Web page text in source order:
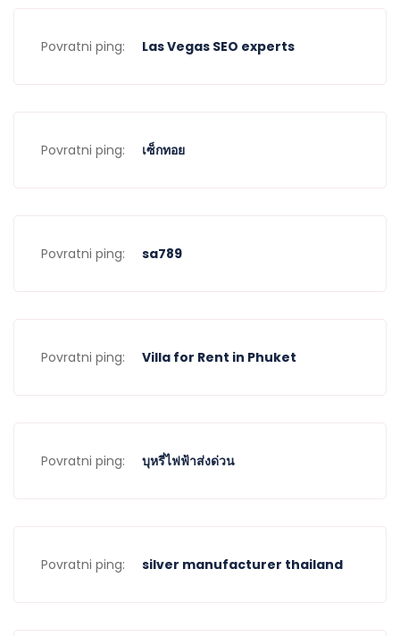
Povratni ping: Las Vegas SEO experts
Povratni ping: เซ็กทอย
Povratni ping: sa789
Povratni ping: Villa for Rent in Phuket
Povratni ping: บุหรี่ไฟฟ้าส่งด่วน
Povratni ping: silver manufacturer thailand